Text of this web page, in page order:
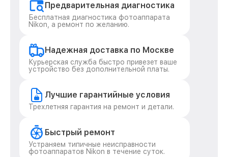
Предварительная диагностика
Бесплатная диагностика фотоаппарата
Nikon, а ремонт по желанию.
Надежная доставка по Москве
Курьерская служба быстро привезет ваше
устройство без дополнительной платы.
Лучшие гарантийные условия
Трехлетняя гарантия на ремонт и детали.
Быстрый ремонт
Устраняем типичные неисправности
фотоаппаратов Nikon в течение суток.